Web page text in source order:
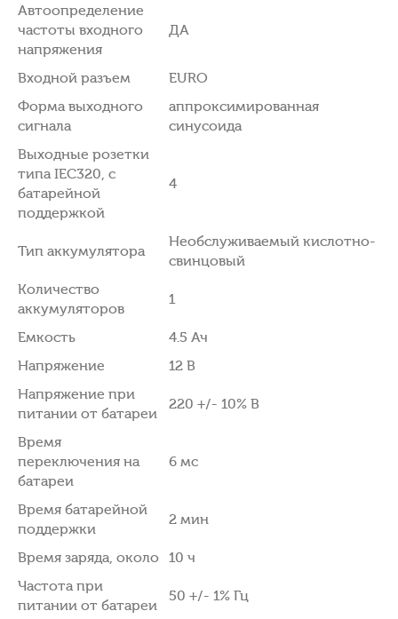
Автоопределение
частоты входного
напряжения
ДА
Входной разъем
EURO
Форма выходного
сигнала
аппроксимированная
синусоида
Выходные розетки
типа IEC320, с
батарейной
поддержкой
4
Тип аккумулятора
Необслуживаемый кислотно-
свинцовый
Количество
аккумуляторов
1
Емкость
4.5 Ач
Напряжение
12 В
Напряжение при
питании от батареи
220 +/- 10% В
Время
переключения на
батареи
6 мс
Время батарейной
поддержки
2 мин
Время заряда, около 10 ч
Частота при
питании от батареи
50 +/- 1% Гц